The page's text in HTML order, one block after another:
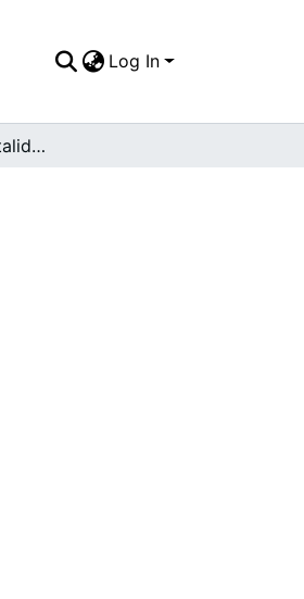
Log In
Aviso sobre accidentalidad en la vía al mar